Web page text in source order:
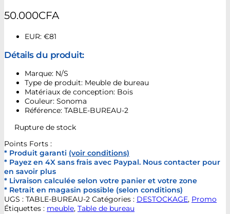
50.000CFA
EUR: €81
Détails du produit:
Marque: N/S
Type de produit: Meuble de bureau
Matériaux de conception: Bois
Couleur: Sonoma
Référence: TABLE-BUREAU-2
Rupture de stock
Points Forts :
* Produit garanti (voir conditions)
* Payez en 4X sans frais avec Paypal. Nous contacter pour
en savoir plus
* Livraison calculée selon votre panier et votre zone
* Retrait en magasin possible (selon conditions)
UGS : TABLE-BUREAU-2 Catégories : DESTOCKAGE, Promo
Étiquettes : meuble, Table de bureau